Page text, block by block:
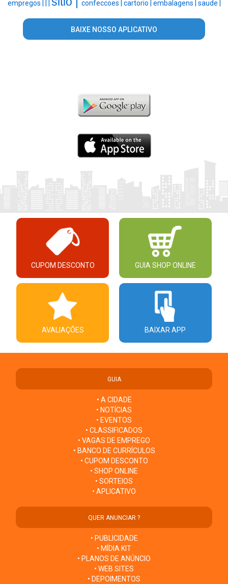
empregos | confeccoes | cartorio | embalagens | saude |
BAIXE NOSSO APLICATIVO
CUPOM DESCONTO GUIA SHOP ONLINE
AVALIAÇÕES BAIXAR APP
GUIA
• A CIDADE
• NOTÍCIAS
• EVENTOS
• CLASSIFICADOS
• VAGAS DE EMPREGO
• BANCO DE CURRÍCULOS
• CUPOM DESCONTO
• SHOP ONLINE
• SORTEIOS
• APLICATIVO
QUER ANUNCIAR ?
• PUBLICIDADE
• MÍDIA KIT
• PLANOS DE ANÚNCIO
• WEB SITES
• DEPOIMENTOS